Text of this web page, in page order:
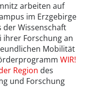
arbeiten auf
im Erzgebirge
der Wissenschaft
ihrer Forschung an
Mobilität
WIR!
Region des
und Forschung